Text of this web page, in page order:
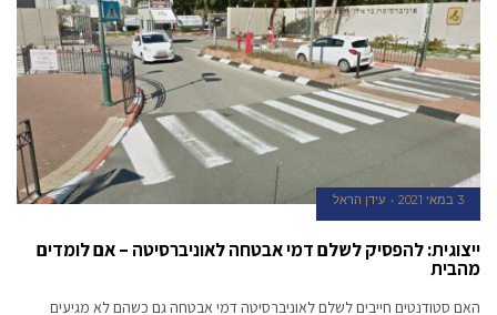
3 במאי 2021 עידן הראל
ייצוגית: להפסיק לשלם דמי אבטחה לאוניברסיטה – אם לומדים
מהבית
האם סטודנטים חייבים לשלם לאוניברסיטה דמי אבטחה גם כשהם לא מגיעים